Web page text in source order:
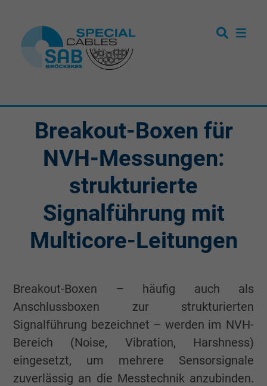
Breakout-Boxen für
NVH-Messungen:
strukturierte
Signalführung mit
Multicore-Leitungen
Breakout-Boxen – häufig auch als
Anschlussboxen zur strukturierten
Signalführung bezeichnet – werden im NVH-
Bereich (Noise, Vibration, Harshness)
eingesetzt, um mehrere Sensorsignale
zuverlässig an die Messtechnik anzubinden.